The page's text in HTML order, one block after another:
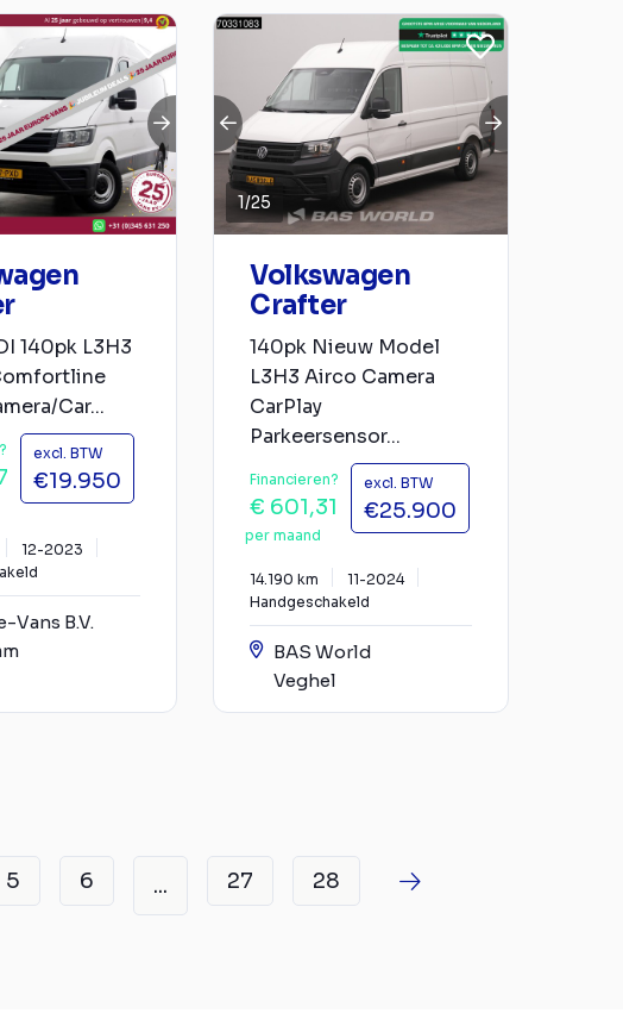
140pk L3H3
Car...
excl. BTW
€19.950
12-2023
Vans B.V.
1/25
Volkswagen
Crafter
140pk Nieuw Model
L3H3 Airco Camera
CarPlay
Parkeersensor...
Financieren?
€ 601,31
per maand
excl. BTW
€25.900
14.190 km
11-2024
Handgeschakeld
BAS World
Veghel
5 6 ... 27 28